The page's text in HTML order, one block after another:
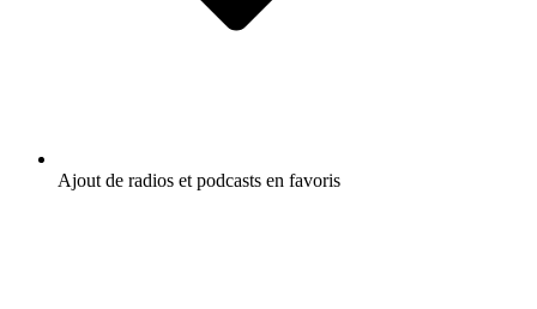
Ajout de radios et podcasts en favoris